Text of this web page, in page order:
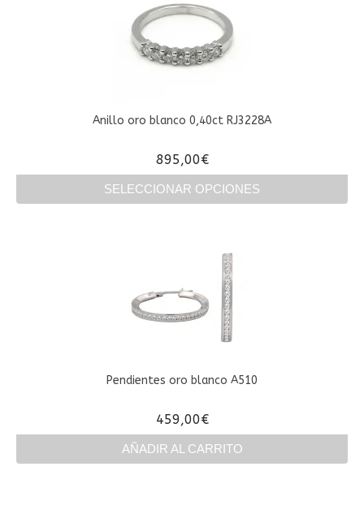
Anillo oro blanco 0,40ct RJ3228A
895,00€
SELECCIONAR OPCIONES
múltiples
variantes.
Las
opciones
se
en
de
producto
Pendientes oro blanco A510
459,00€
AÑADIR AL CARRITO